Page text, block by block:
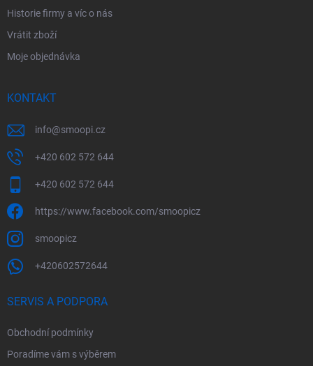
Historie firmy a víc o nás
Vrátit zboží
Moje objednávka
KONTAKT
info@smoopi.cz
+420 602 572 644
+420 602 572 644
https://www.facebook.com/smoopicz
smoopicz
+420602572644
SERVIS A PODPORA
Obchodní podmínky
Poradíme vám s výběrem